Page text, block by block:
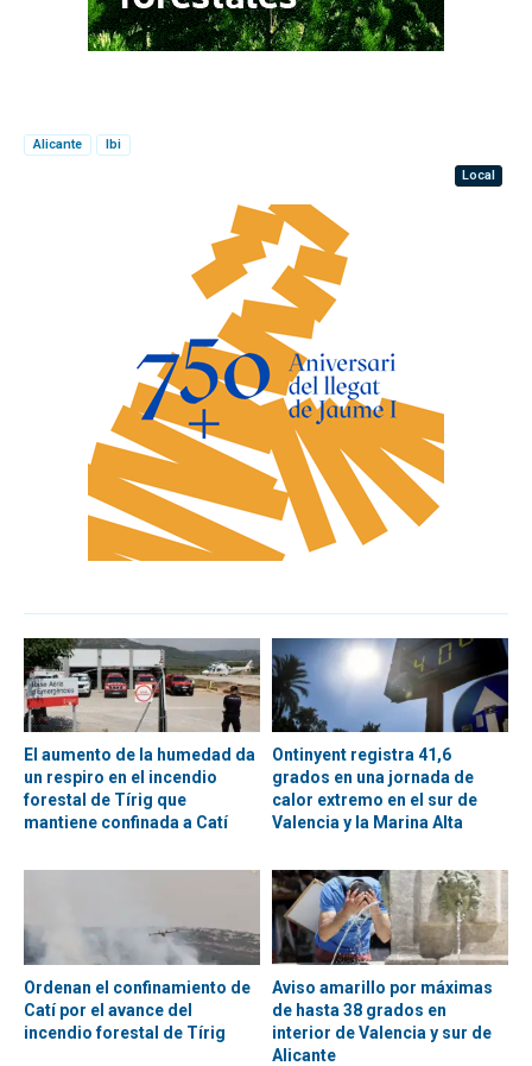
Alicante
Ibi
Local
El aumento de la humedad da
un respiro en el incendio
forestal de Tírig que
mantiene confinada a Catí
Ontinyent registra 41,6
grados en una jornada de
calor extremo en el sur de
Valencia y la Marina Alta
Ordenan el confinamiento de
Catí por el avance del
incendio forestal de Tírig
Aviso amarillo por máximas
de hasta 38 grados en
interior de Valencia y sur de
Alicante